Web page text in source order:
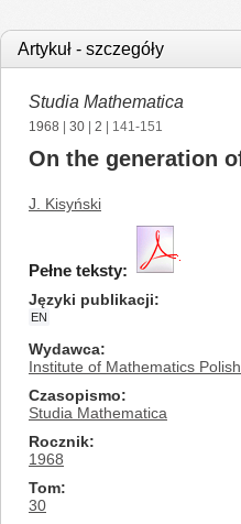
Artykuł - szczegóły
Studia Mathematica
1968 30 2 | 141-151
On the generation
J. Kisyński
Pełne teksty:
Języki publikacji
EN
Wydawca
Institute of Mathematics
Czasopismo
Studia Mathematica
Rocznik
1968
Tom
30